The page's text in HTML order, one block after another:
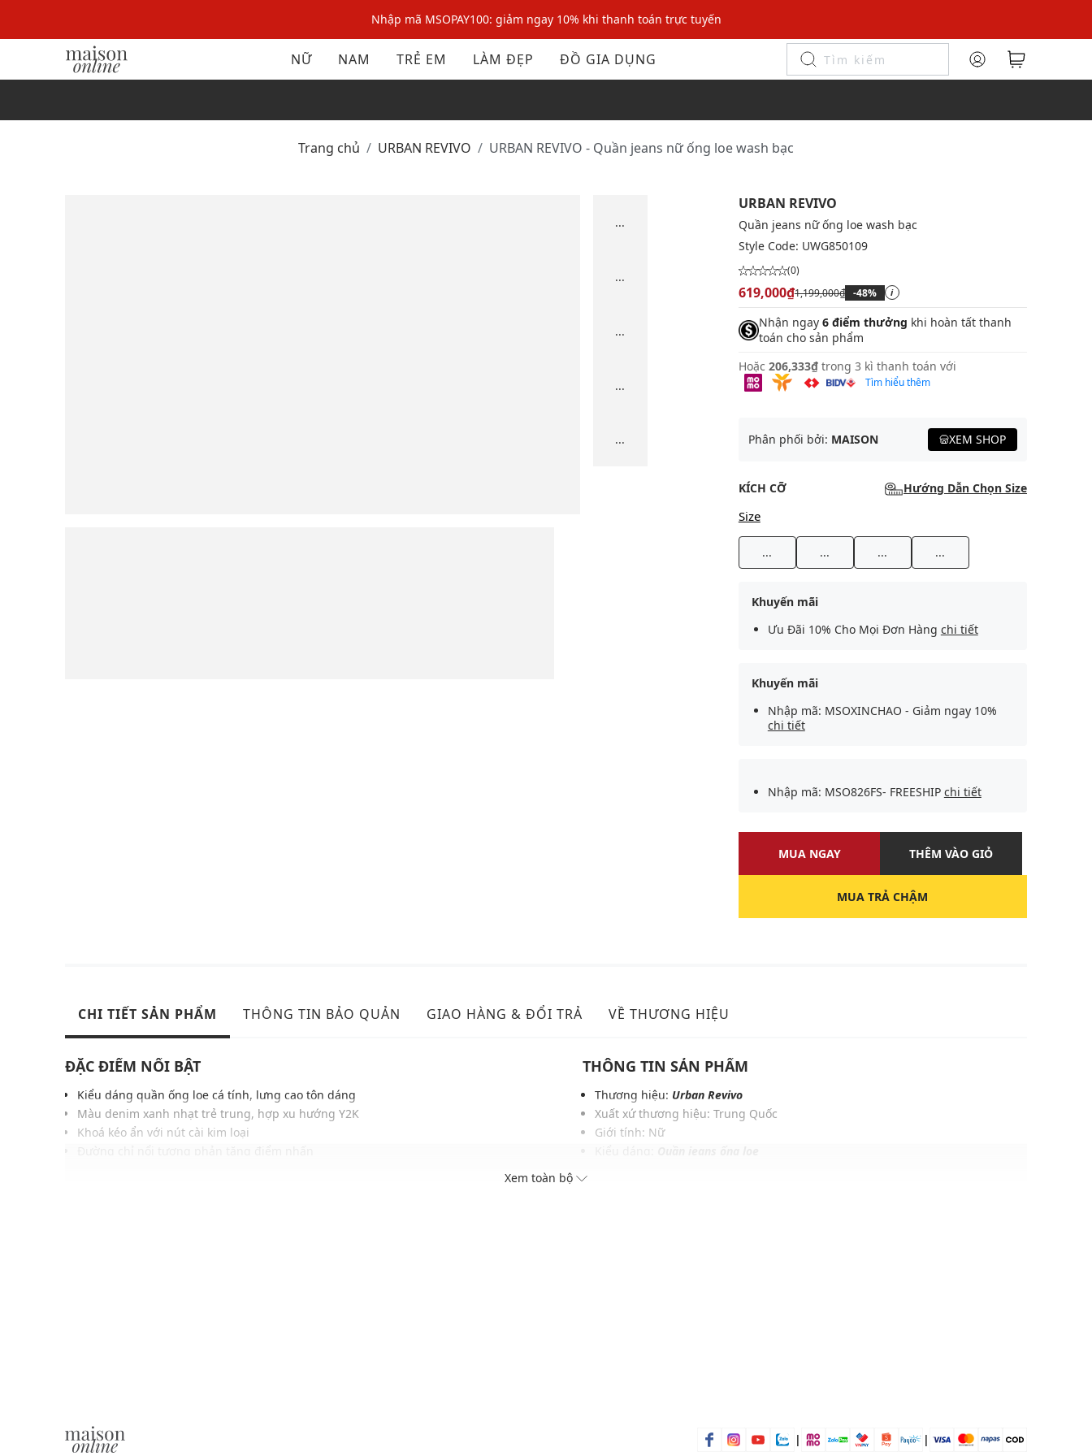
Nhập mã MSOPAY100: giảm ngay 10% khi thanh toán trực tuyến
Nhập mã: MSOXINCHAO - Giảm 10% đơn đầu cho thành viên mới!
Nhập mã MSOPAY100: giảm ngay 10% khi thanh toán trực tuyến
NỮ NAM TRẺ EM LÀM ĐẸP ĐỒ GIA DỤNG
Trang chủ URBAN REVIVO URBAN REVIVO - Quần jeans nữ ống loe wash bạc
...
...
...
...
...
URBAN REVIVO
Quần jeans nữ ống loe wash bạc
Style Code: UWG850109
(0)
619,000₫1,199,000₫ -48% i
Nhận ngay 6 điểm thưởng khi hoàn tất thanh
toán cho sản phẩm
Hoặc 206,333₫ trong 3 kì thanh toán với
Tìm hiểu thêm
Phân phối bởi: MAISON XEM SHOP
KÍCH CỠ Hướng Dẫn Chọn Size
Size
... ... ... ...
Khuyến mãi
Ưu Đãi 10% Cho Mọi Đơn Hàng chi tiết
Khuyến mãi
Nhập mã: MSOXINCHAO - Giảm ngay 10%
chi tiết
Nhập mã: MSO826FS- FREESHIP chi tiết
MUA NGAY THÊM VÀO GIỎ
MUA TRẢ CHẬM
CHI TIẾT SẢN PHẨM THÔNG TIN BẢO QUẢN GIAO HÀNG & ĐỔI TRẢ VỀ THƯƠNG HIỆU
ĐẶC ĐIỂM NỔI BẬT
Kiểu dáng quần ống loe cá tính, lưng cao tôn dáng
Màu denim xanh nhạt trẻ trung, hợp xu hướng Y2K
Khoá kéo ẩn với nút cài kim loại
THÔNG TIN SẢN PHẨM
Thương hiệu: Urban Revivo
Xuất xứ thương hiệu: Trung Quốc
Giới tính: Nữ
Xem toàn bộ
| |